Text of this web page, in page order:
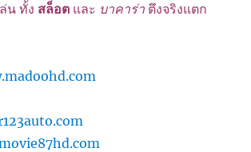
น ทั้ง สล็อต และ บาคาร่า ตึงจริงแตก